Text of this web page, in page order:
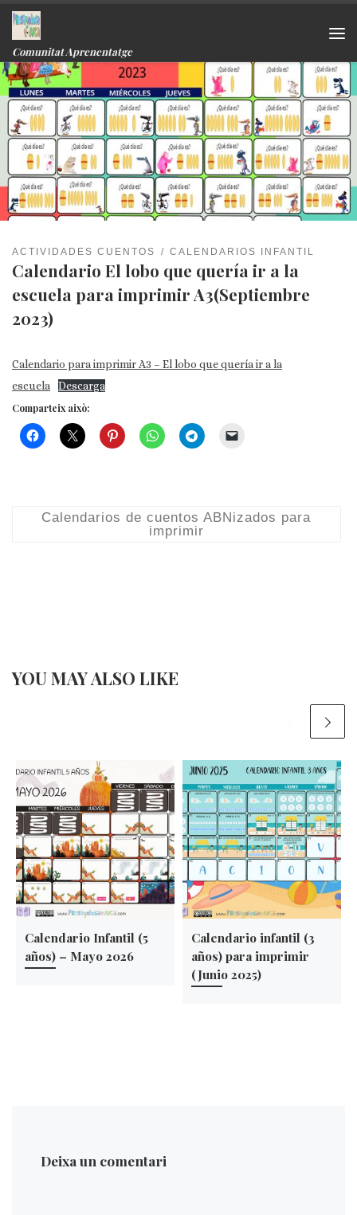
Skip to content
Comunitat Aprenentatge
ACTIVIDADES CUENTOS CALENDARIOS INFANTIL
Calendario El lobo que quería ir a la
escuela para imprimir A3(Septiembre
2023)
Calendario para imprimir A3 – El lobo que quería ir a la
escuela
Descarga
Comparteix això:
Calendarios de cuentos ABNizados para
imprimir
YOU MAY ALSO LIKE
Calendario Infantil (5
años) – Mayo 2026
Calendario infantil (3
años) para imprimir
(Junio 2025)
Deixa un comentari